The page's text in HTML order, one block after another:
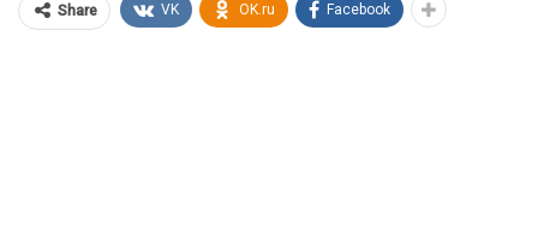
Share VK OK.ru Facebook